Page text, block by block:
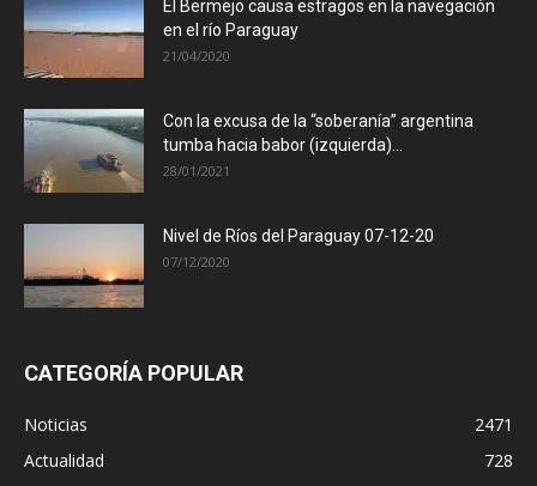
El Bermejo causa estragos en la navegación
en el río Paraguay
21/04/2020
Con la excusa de la “soberanía” argentina
tumba hacia babor (izquierda)...
28/01/2021
Nivel de Ríos del Paraguay 07-12-20
07/12/2020
CATEGORÍA POPULAR
Noticias
2471
Actualidad
728